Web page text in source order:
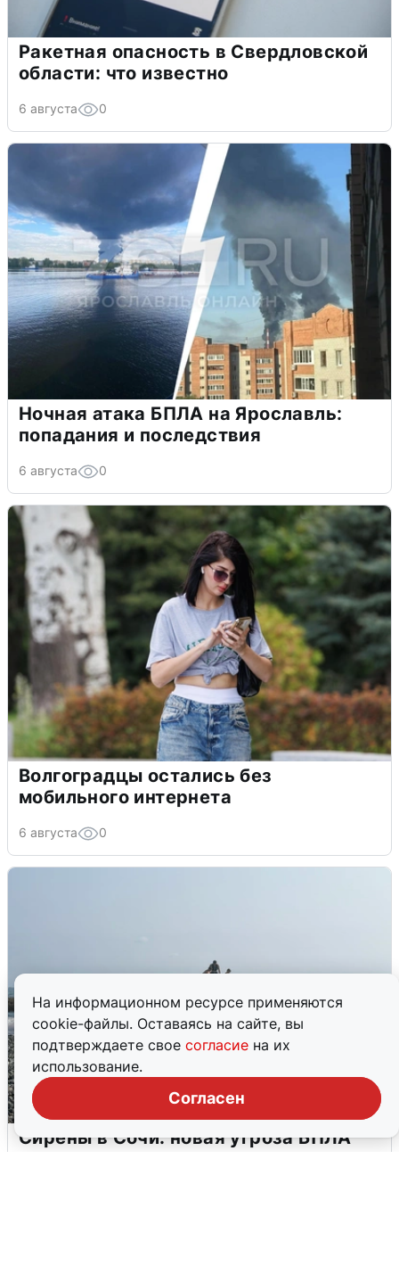
На информационном ресурсе применяются
cookie-файлы. Оставаясь на сайте, вы
подтверждаете свое согласие на их
использование.
Согласен
Ракетная опасность в Свердловской
области: что известно
6 августа 0
Ночная атака БПЛА на Ярославль:
попадания и последствия
6 августа 0
Волгоградцы остались без
мобильного интернета
6 августа 0
Сирены в Сочи: новая угроза БПЛА